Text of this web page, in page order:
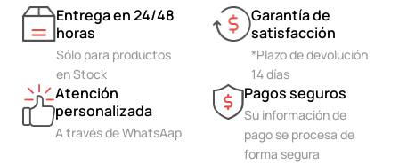
Entrega en 24/48
horas
Sólo para productos
en Stock
Garantía de
satisfacción
*Plazo de devolución
14 días
Atención
personalizada
A través de WhatsAap
Pagos seguros
Su información de
pago se procesa de
forma segura